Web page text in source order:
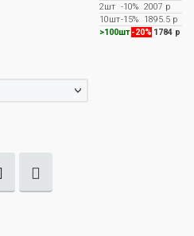
2шт -10% 2007 р
10шт-15% 1895.5 р
>100шт -20% 1784 р